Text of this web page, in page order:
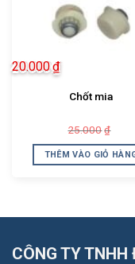
Chốt mia
25.000 ₫
là:
20.000₫
tại
là:
THÊM VÀO GIỎ
CÔNG TY